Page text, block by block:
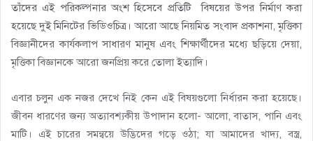
তাঁদের এই পরিকল্পনার অংশ হিসেবে প্রতিটি বিষয়ের উপর নির্মাণ করা
হয়েছে দুই মিনিটের ভিডিওচিত্র। আরো আছে নিয়মিত সংবাদ প্রকাশনা, মৃত্তিকা
বিজ্ঞানীদের কার্যকলাপ সাধারণ মানুষ এবং শিক্ষার্থীদের মধ্যে ছড়িয়ে দেয়া,
মৃত্তিকা বিজ্ঞানকে আরো জনপ্রিয় করে তোলা ইত্যাদি।
এবার চলুন এক নজর দেখে নিই কেন এই বিষয়গুলো নির্ধারন করা হয়েছে।
জীবন ধারণের জন্য অত্যাবশ্যকীয় উপাদান হলো- আলো, বাতাস, পানি এবং
মাটি। এই চারের সমন্বয়ে উদ্ভিদের গড়ে ওঠা; যা আমাদের খাদ্য, বস্ত্র,